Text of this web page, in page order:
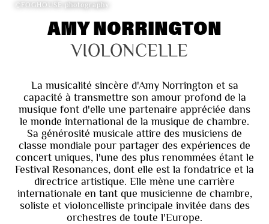
©FOGHOUSE photography
AMY NORRINGTON
VIOLONCELLE
La musicalité sincère d'Amy Norrington et sa
capacité à transmettre son amour profond de la
musique font d'elle une partenaire appréciée dans
le monde international de la musique de chambre.
Sa générosité musicale attire des musiciens de
classe mondiale pour partager des expériences de
concert uniques, l'une des plus renommées étant le
Festival Resonances, dont elle est la fondatrice et la
directrice artistique. Elle mène une carrière
internationale en tant que musicienne de chambre,
soliste et violoncelliste principale invitée dans des
orchestres de toute l'Europe.